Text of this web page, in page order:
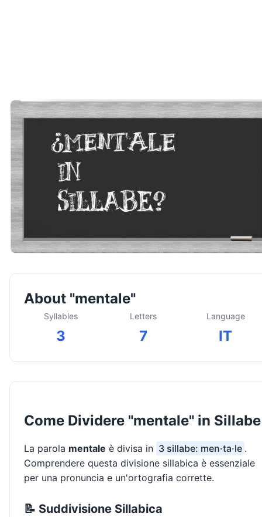
About "mentale"
Syllables
3
Letters
7
Language
IT
Come Dividere "mentale" in Sillabe
La parola mentale è divisa in 3 sillabe: men·ta·le .
Comprendere questa divisione sillabica è essenziale
per una pronuncia e un'ortografia corrette.
📝 Suddivisione Sillabica